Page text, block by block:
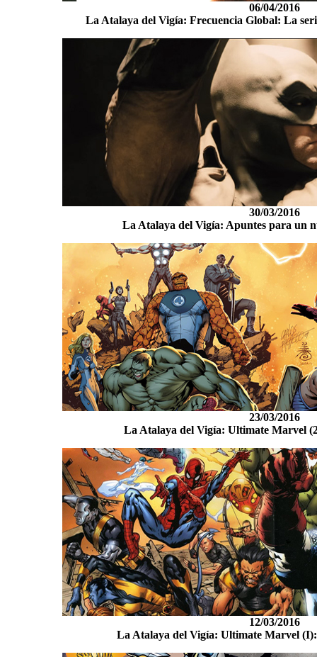
06/04/2016
La Atalaya del Vigía: Frecuencia Global: La
30/03/2016
La Atalaya del Vigía: Apuntes para un
23/03/2016
La Atalaya del Vigía: Ultimate Marvel
12/03/2016
La Atalaya del Vigía: Ultimate Marvel